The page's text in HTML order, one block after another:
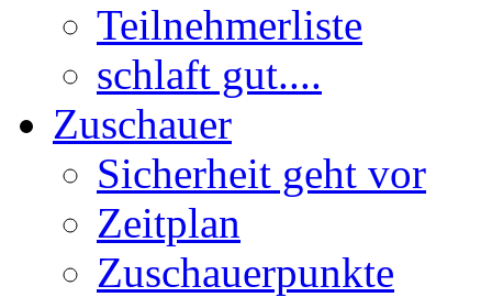
Teilnehmerliste
schlaft gut....
Zuschauer
Sicherheit geht vor
Zeitplan
Zuschauerpunkte